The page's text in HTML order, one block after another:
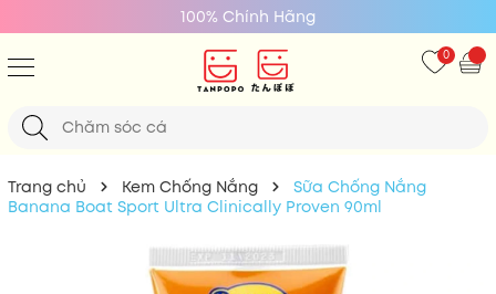
100% Chính Hãng
0
Trang chủ Kem Chống Nắng
Sữa Chống Nắng
Banana Boat Sport Ultra Clinically Proven 90ml